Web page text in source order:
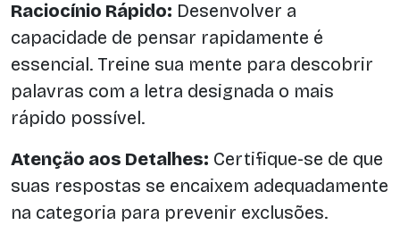
Raciocínio Rápido: Desenvolver a
capacidade de pensar rapidamente é
essencial. Treine sua mente para descobrir
palavras com a letra designada o mais
rápido possível.
Atenção aos Detalhes: Certifique-se de que
suas respostas se encaixem adequadamente
na categoria para prevenir exclusões.